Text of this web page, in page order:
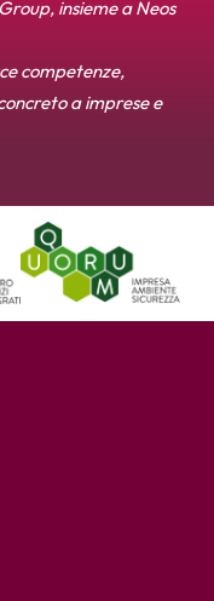
insieme a Neos
competenze,
a imprese e